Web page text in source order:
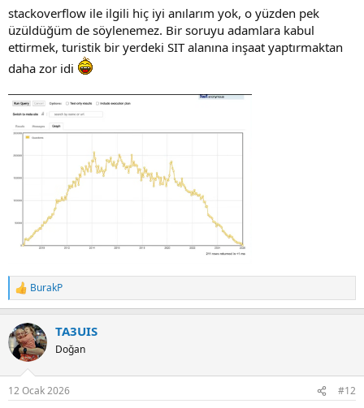
stackoverflow ile ilgili hiç iyi anılarım yok, o yüzden pek
üzüldüğüm de söylenemez. Bir soruyu adamlara kabul
ettirmek, turistik bir yerdeki SIT alanına inşaat yaptırmaktan
daha zor idi
R
e
c
t
i
s
BurakP
TA3UIS
Doğan
12 Ocak 2026 #12